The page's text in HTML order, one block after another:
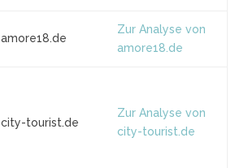
amore18.de
Zur Analyse von
amore18.de
city-tourist.de
Zur Analyse von
city-tourist.de